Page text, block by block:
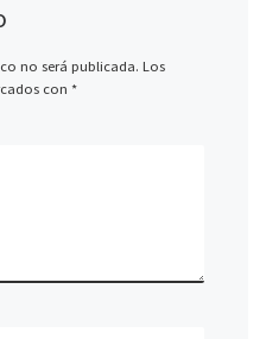
no será publicada. Los
con *